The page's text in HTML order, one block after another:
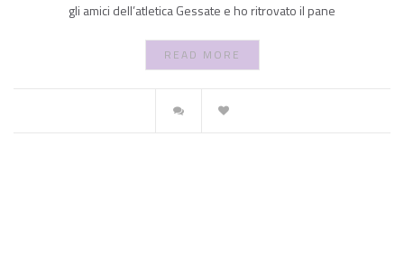
gli amici dell’atletica Gessate e ho ritrovato il pane
READ MORE